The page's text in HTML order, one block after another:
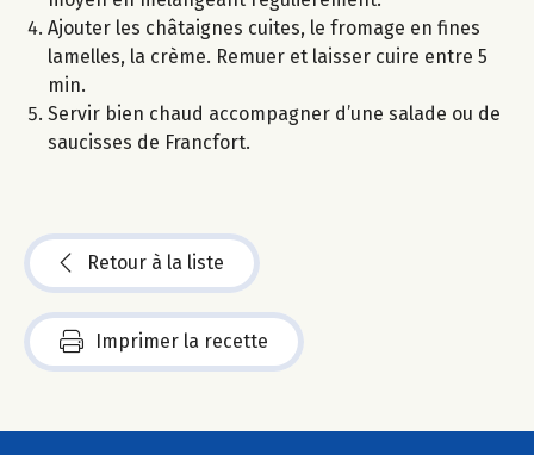
Ajouter les châtaignes cuites, le fromage en fines
lamelles, la crème. Remuer et laisser cuire entre 5
min.
Servir bien chaud accompagner d’une salade ou de
saucisses de Francfort.
Retour à la liste
Imprimer la recette